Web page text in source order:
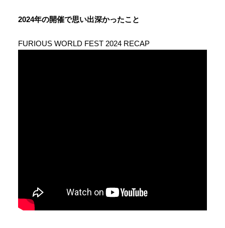
2024年の開催で思い出深かったこと
FURIOUS WORLD FEST 2024 RECAP